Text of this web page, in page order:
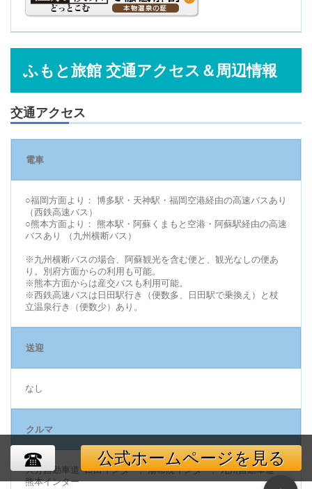
ふもと旅館 交通アクセス＆周辺情報
交通アクセス
電車
○福岡方面より： 博多駅・天神駅・福岡空港経由の高速バスあり
（西鉄高速バス）
○熊本方面より： 熊本駅・阿蘇くまもと空港・阿蘇駅経由の高速
バスあり （九州横断バス）
※九州横断バスの場合、阿蘇観光を含む便と、観光なしの便あ
り。別府方面からの利用も可能。
※熊本方面からは産交バスも利用可能。
※西鉄高速バスは日田駅行き（便数多、日田駅で乗換え）と杖
立温泉行き（便数少）あり。
送迎
なし
クルマ
大分自動車道･日田インター、湯布院インター、九州自動車道･
熊本インター
公式ホームページを見る